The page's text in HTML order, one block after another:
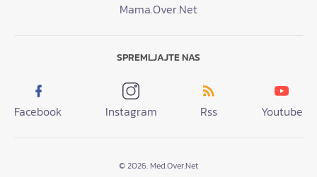
Mama.Over.Net
SPREMLJAJTE NAS
Facebook Instagram Rss Youtube
© 2026. Med.Over.Net